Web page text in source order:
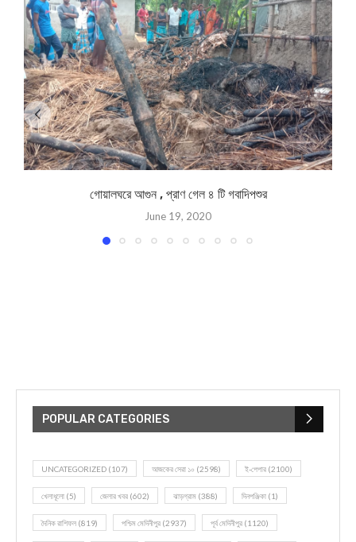
গোয়ালঘরে আগুন , প্রাণ গেল ৪ টি গবাদিপশুর
June 19, 2020
POPULAR CATEGORIES
UNCATEGORIZED (107) আজকের সেরা ১০ (2598) ই-পেপার (2100)
খেলাধূলো (5) জেলার খবর (602) ঝাড়গ্রাম (388) দিনপঞ্জিকা (1)
দৈনিক রাশিফল (819) পশ্চিম মেদিনীপুর (2937) পূর্ব মেদিনীপুর (1120)